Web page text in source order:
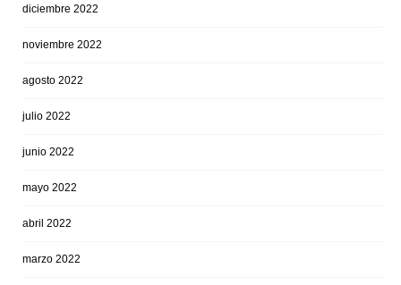
diciembre 2022
noviembre 2022
agosto 2022
julio 2022
junio 2022
mayo 2022
abril 2022
marzo 2022